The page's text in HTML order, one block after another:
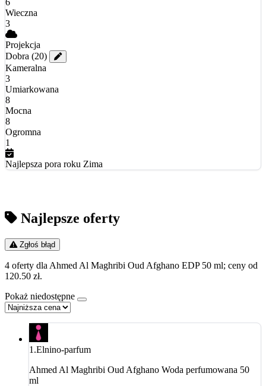
Wieczna
3
Projekcja
Dobra (20)
Kameralna
3
Umiarkowana
8
Mocna
8
Ogromna
1
Najlepsza pora roku Zima
Najlepsze oferty
Zgłoś błąd
4 oferty dla Ahmed Al Maghribi Oud Afghano EDP 50 ml; ceny od
120.50 zł.
Pokaż niedostępne
1.Elnino-parfum
Ahmed Al Maghribi Oud Afghano Woda perfumowana 50
ml